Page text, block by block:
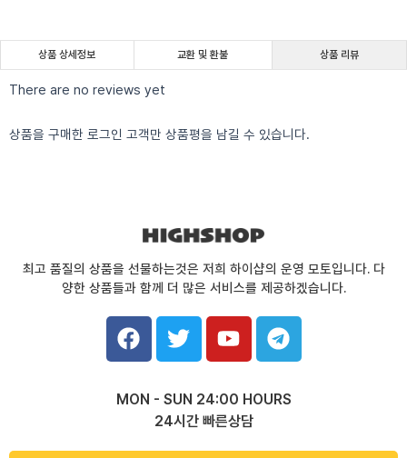
상품 상세정보 교환 및 환불 상품 리뷰
There are no reviews yet
상품을 구매한 로그인 고객만 상품평을 남길 수 있습니다.
최고 품질의 상품을 선물하는것은 저희 하이샵의 운영 모토입니다. 다
양한 상품들과 함께 더 많은 서비스를 제공하겠습니다.
F
a
c
b
T
w
i
t
e
Y
o
u
u
b
T
e
l
g
MON - SUN 24:00 HOURS
24시간 빠른상담